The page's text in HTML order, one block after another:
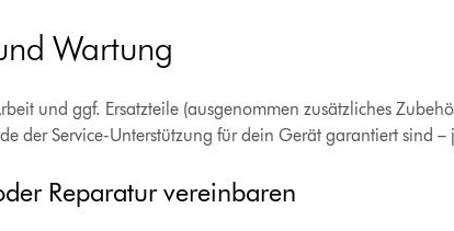
Wartung
und ggf. Ersatzteile (ausgenommen zusätzliches
der Service-Unterstützung für dein Gerät garantiert sind
Reparatur vereinbaren